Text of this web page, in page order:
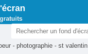
- photographie - st valentin